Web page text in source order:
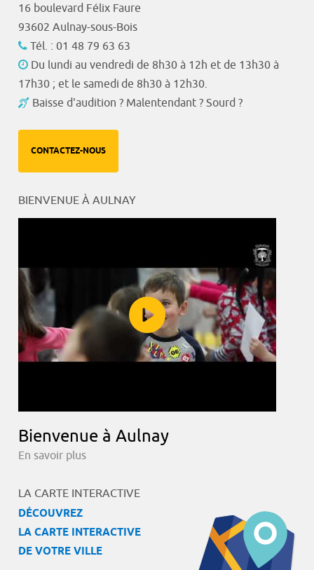
16 boulevard Félix Faure
93602 Aulnay-sous-Bois
Tél. : 01 48 79 63 63
Du lundi au vendredi de 8h30 à 12h et de 13h30 à
17h30 ; et le samedi de 8h30 à 12h30.
Baisse d'audition ? Malentendant ? Sourd ?
CONTACTEZ-NOUS
BIENVENUE À AULNAY
Bienvenue à Aulnay
En savoir plus
LA CARTE INTERACTIVE
DÉCOUVREZ
LA CARTE INTERACTIVE
DE VOTRE VILLE